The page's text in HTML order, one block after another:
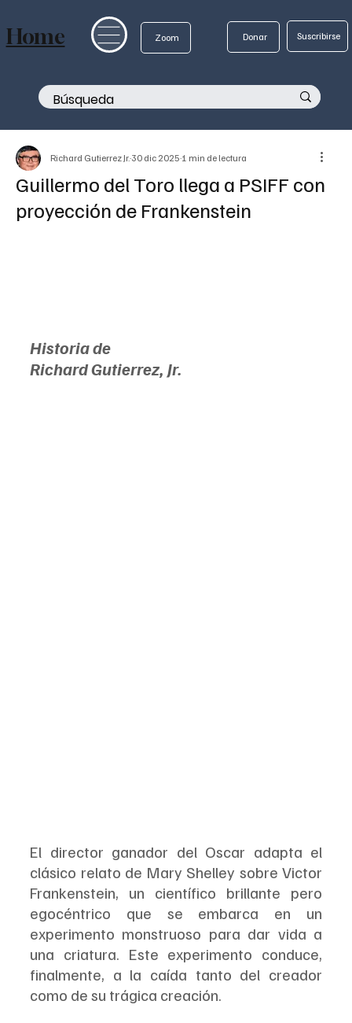
Zoom Donar Suscribirse
Home
Guillermo del Toro llega a PSIFF con
proyección de Frankenstein
Richard Gutierrez Jr. 30 dic 2025 1 min de lectura
Historia de
Richard Gutierrez, Jr.
El director ganador del Oscar adapta el
clásico relato de Mary Shelley sobre Victor
Frankenstein, un científico brillante pero
egocéntrico que se embarca en un
experimento monstruoso para dar vida a
una criatura. Este experimento conduce,
finalmente, a la caída tanto del creador
como de su trágica creación.